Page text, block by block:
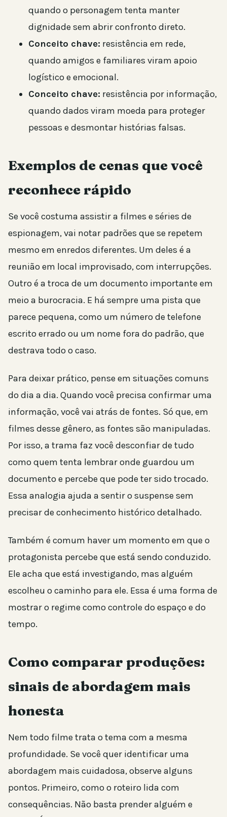
quando o personagem tenta manter
dignidade sem abrir confronto direto.
Conceito chave: resistência em rede,
quando amigos e familiares viram apoio
logístico e emocional.
Conceito chave: resistência por informação,
quando dados viram moeda para proteger
pessoas e desmontar histórias falsas.
Exemplos de cenas que você
reconhece rápido
Se você costuma assistir a filmes e séries de
espionagem, vai notar padrões que se repetem
mesmo em enredos diferentes. Um deles é a
reunião em local improvisado, com interrupções.
Outro é a troca de um documento importante em
meio a burocracia. E há sempre uma pista que
parece pequena, como um número de telefone
escrito errado ou um nome fora do padrão, que
destrava todo o caso.
Para deixar prático, pense em situações comuns
do dia a dia. Quando você precisa confirmar uma
informação, você vai atrás de fontes. Só que, em
filmes desse gênero, as fontes são manipuladas.
Por isso, a trama faz você desconfiar de tudo
como quem tenta lembrar onde guardou um
documento e percebe que pode ter sido trocado.
Essa analogia ajuda a sentir o suspense sem
precisar de conhecimento histórico detalhado.
Também é comum haver um momento em que o
protagonista percebe que está sendo conduzido.
Ele acha que está investigando, mas alguém
escolheu o caminho para ele. Essa é uma forma de
mostrar o regime como controle do espaço e do
tempo.
Como comparar produções:
sinais de abordagem mais
honesta
Nem todo filme trata o tema com a mesma
profundidade. Se você quer identificar uma
abordagem mais cuidadosa, observe alguns
pontos. Primeiro, como o roteiro lida com
consequências. Não basta prender alguém e